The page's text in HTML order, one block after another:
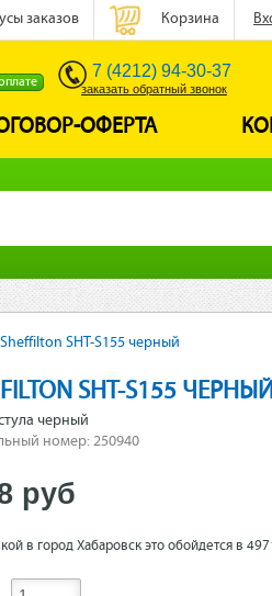
7 (4212) 94-30-37
заказать обратный звонок
заказов Корзина
ОФЕРТА
Sheffilton SHT-S155 черный
SHT-S155
черный
номер: 250940
рyб
в город Хабаровск это обойдется в